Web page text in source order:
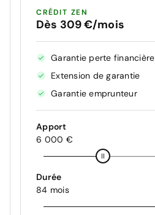
CRÉDIT ZEN
Dès 309 €/mois
Garantie perte financière
Extension de garantie
Garantie emprunteur
Apport
6 000 €
Durée
84 mois